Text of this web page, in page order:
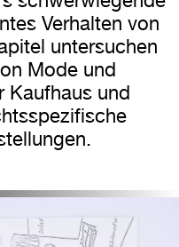
Verhalten von
untersuchen
Mode und
Kaufhaus und